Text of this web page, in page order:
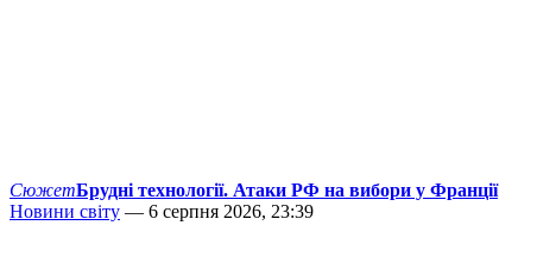
СюжетБрудні технології. Атаки РФ на вибори у Франції
Новини світу — 6 серпня 2026, 23:39